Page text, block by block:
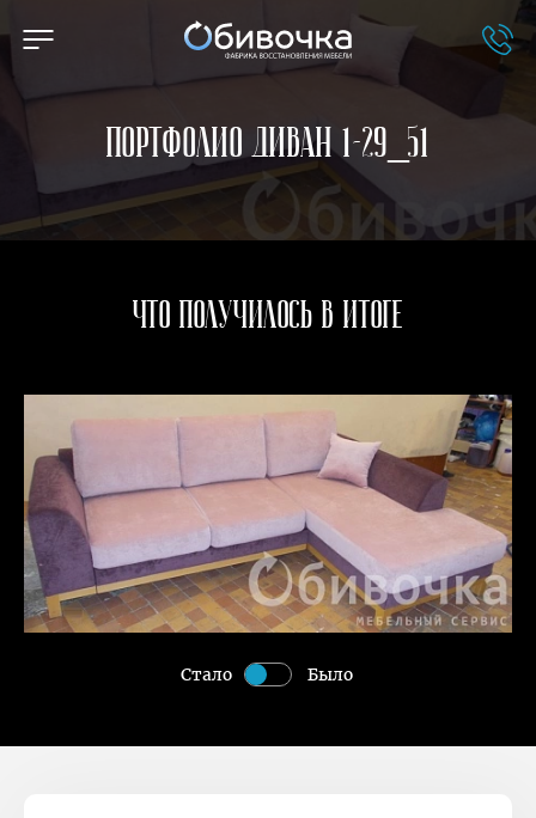
Портфолио Диван 1-29_51
Что получилось в итоге
Было
Стало